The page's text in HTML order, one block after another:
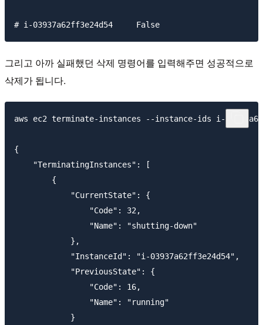
그리고 아까 실패했던 삭제 명령어를 입력해주면 성공적으로
삭제가 됩니다.
aws ec2 terminate-instances --instance-ids i-
{
    "TerminatingInstances": [
        {
            "CurrentState": {
                "Code": 32,
                "Name": "shutting-down"
            },
            "InstanceId": "i-03937a62ff3e24d54",
            "PreviousState": {
                "Code": 16,
                "Name": "running"
            }